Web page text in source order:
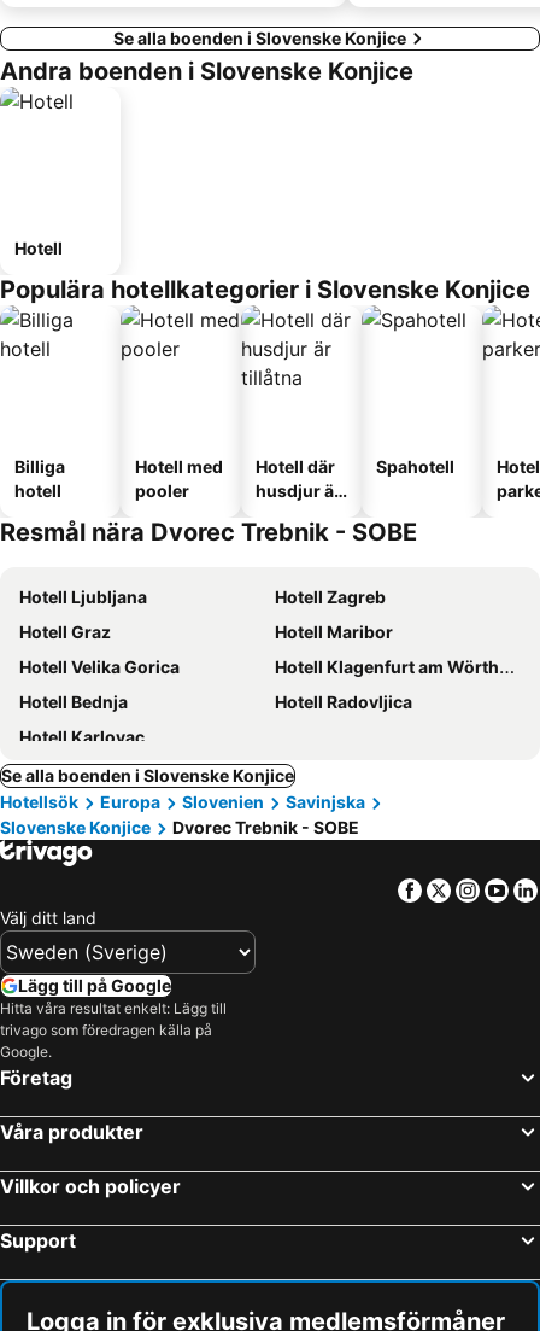
Se alla boenden i Slovenske Konjice
Andra boenden i Slovenske Konjice
Hotell
Populära hotellkategorier i Slovenske Konjice
Billiga
hotell
Hotell med
pooler
Hotell där
husdjur är
Spahotell
Resmål nära Dvorec Trebnik - SOBE
Hotell Ljubljana
Hotell Zagreb
Hotell Graz
Hotell Maribor
Hotell Velika Gorica
Hotell Klagenfurt am Wörthersee
Hotell Bednja
Hotell Radovljica
Hotell Karlovac
Se alla boenden i Slovenske Konjice
Hotellsök
Europa Slovenien
Savinjska
Slovenske Konjice
Dvorec Trebnik - SOBE
Facebook
Twitter
Välj ditt land
Lägg till på Google
Hitta våra resultat enkelt: Lägg till
trivago som föredragen källa på
Google.
Företag
Våra produkter
Villkor och policyer
Support
Logga in för exklusiva medlemsförmåner